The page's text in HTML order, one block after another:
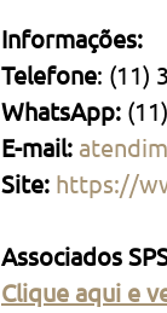
Informações:
Telefone: (11)
WhatsApp:
E-mail:
Site: https://
Associados
Clique aqui e